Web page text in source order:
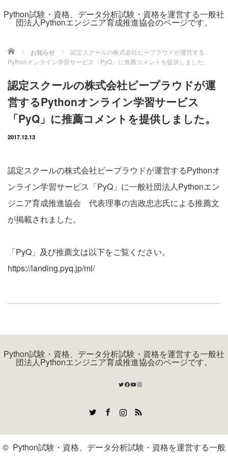
Python試験・資格、データ分析試験・資格を運営する一般社
団法人Pythonエンジニア育成推進協会のページです。
ホーム お知らせ
認定スクールの株式会社ビープラウドが運営する
Pythonオンライン学習サービス「PyQ」に推薦コメントを提供しました。
認定スクールの株式会社ビープラウドが運
営するPythonオンライン学習サービス
「PyQ」に推薦コメントを提供しました。
2017.12.13
認定スクールの株式会社ビープラウドが運営するPythonオ
ンライン学習サービス「PyQ」に一般社団法人Pythonエン
ジニア育成推進協会 代表理事の吉政忠志氏による推薦文
が掲載されました。
「PyQ」及び推薦文は以下をご覧ください。
https://landing.pyq.jp/ml/
Python試験・資格、データ分析試験・資格を運営する一般社
団法人Pythonエンジニア育成推進協会のページです。
Twitter
Facebook
YouTube
Instagram
RSS
© Python試験・資格、データ分析試験・資格を運営する一般